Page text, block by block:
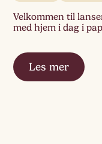
Velkommen til
med hjem i dag i
Les mer